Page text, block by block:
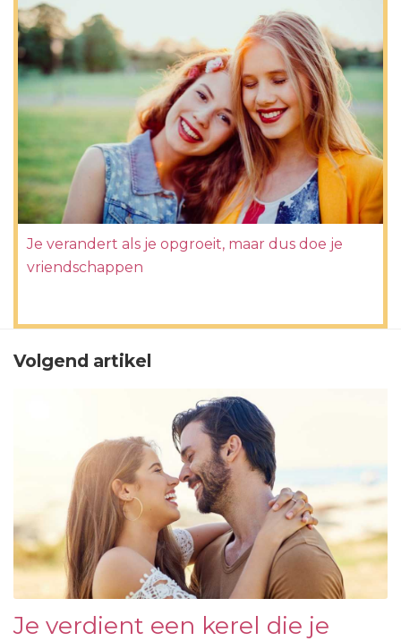
Je verandert als je opgroeit, maar dus doe je
vriendschappen
Volgend artikel
Je verdient een kerel die je